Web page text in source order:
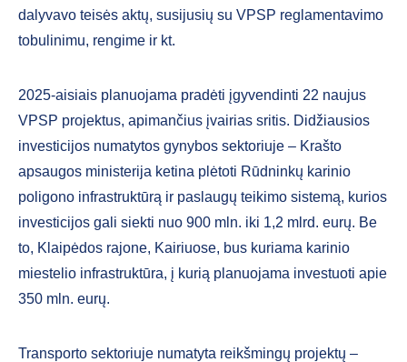
dalyvavo teisės aktų, susijusių su VPSP reglamentavimo
tobulinimu, rengime ir kt.
2025-aisiais planuojama pradėti įgyvendinti 22 naujus
VPSP projektus, apimančius įvairias sritis. Didžiausios
investicijos numatytos gynybos sektoriuje – Krašto
apsaugos ministerija ketina plėtoti Rūdninkų karinio
poligono infrastruktūrą ir paslaugų teikimo sistemą, kurios
investicijos gali siekti nuo 900 mln. iki 1,2 mlrd. eurų. Be
to, Klaipėdos rajone, Kairiuose, bus kuriama karinio
miestelio infrastruktūra, į kurią planuojama investuoti apie
350 mln. eurų.
Transporto sektoriuje numatyta reikšmingų projektų –